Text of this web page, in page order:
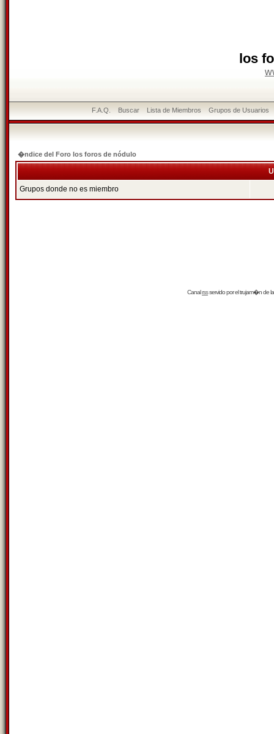
los
F.A.Q. Buscar Lista de Miembros Grupos de Usuarios
�ndice del Foro los foros de nódulo
Grupos donde no es miembro
Canalrssservido por eltrujam�nde